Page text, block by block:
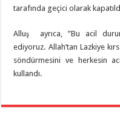
tarafında geçici olarak
Alluş ayrıca, ”Bu acil
ediyoruz. Allah’tan Lazkiye
söndürmesini ve herkesin
kullandı.